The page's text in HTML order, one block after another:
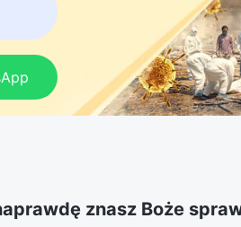
znasz Boże